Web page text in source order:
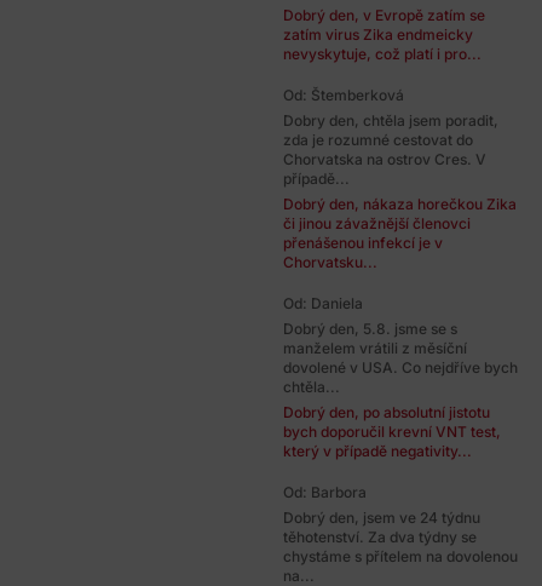
Dobrý den, v Evropě zatím se
zatím virus Zika endmeicky
nevyskytuje, což platí i pro...
Od: Štemberková
Dobry den, chtěla jsem poradit,
zda je rozumné cestovat do
Chorvatska na ostrov Cres. V
případě...
Dobrý den, nákaza horečkou Zika
či jinou závažnější členovci
přenášenou infekcí je v
Chorvatsku...
Od: Daniela
Dobrý den, 5.8. jsme se s
manželem vrátili z měsíční
dovolené v USA. Co nejdříve bych
chtěla...
Dobrý den, po absolutní jistotu
bych doporučil krevní VNT test,
který v případě negativity...
Od: Barbora
Dobrý den, jsem ve 24 týdnu
těhotenství. Za dva týdny se
chystáme s přítelem na dovolenou
na...